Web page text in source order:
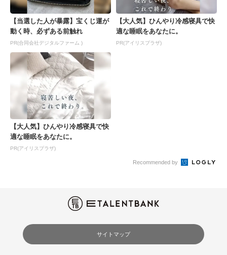
【当選した人が暴露】宝くじ運が
動く時、必ずある前触れ
PR(合同会社デジタルファーム )
【大人気】ひんやり冷感寝具で快
適な睡眠をあなたに。
PR(アイリスプラザ)
【大人気】ひんやり冷感寝具で快
適な睡眠をあなたに。
PR(アイリスプラザ)
Recommended by
サイトマップ